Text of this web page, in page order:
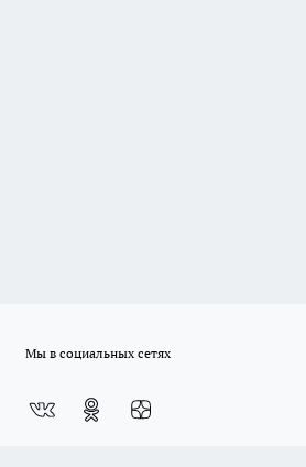
Мы в социальных сетях